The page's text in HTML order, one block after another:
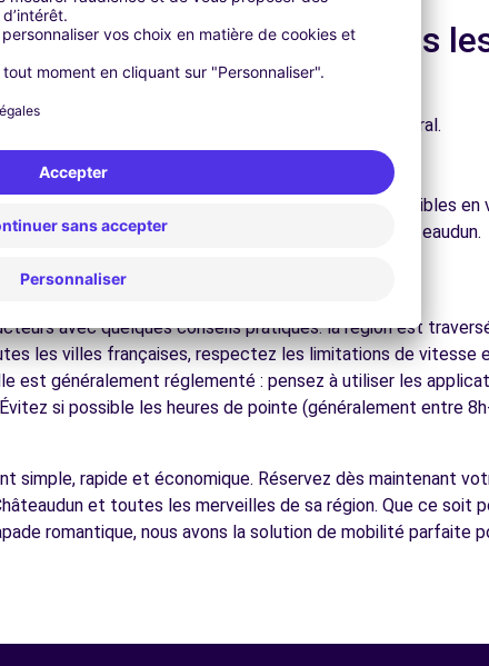
à Châteaudun et dans
cœur de ville et découvrez son patrimoine architectural.
qui font la richesse de Châteaudun.
pour une pause détente en pleine nature.
les forêts, Sologne et ses étangs, facilement accessibles en
régionale dans les restaurants et marchés de Châteaudun.
à Châteaudun
avec quelques conseils pratiques. la région est
les villes françaises, respectez les limitations de vitesse
est généralement réglementé : pensez à utiliser les
si possible les heures de pointe (généralement entre
simple, rapide et économique. Réservez dès maintenant
et toutes les merveilles de sa région. Que ce soit
romantique, nous avons la solution de mobilité parfaite